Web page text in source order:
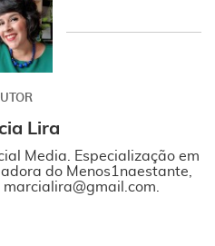
Lira
Media. Especialização em
do Menos1naestante,